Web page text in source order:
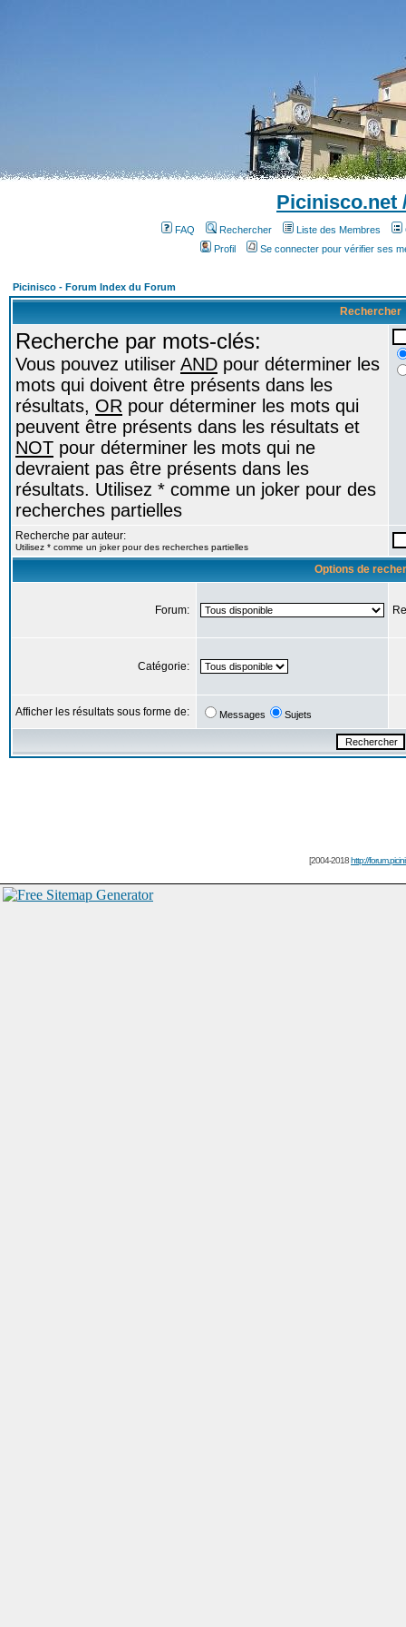
Picinisco.net
FAQ Rechercher Liste des Membres
Profil
Se connecter pour vérifier ses
Picinisco - Forum Index du Forum
Rechercher
Recherche par mots-clés:
Vous pouvez utiliser AND pour déterminer les
mots qui doivent être présents dans les
résultats, OR pour déterminer les mots qui
peuvent être présents dans les résultats et
NOT pour déterminer les mots qui ne
devraient pas être présents dans les
résultats. Utilisez * comme un joker pour des
recherches partielles
Recherche par auteur:
Utilisez * comme un joker pour des recherches partielles
Options de
Forum:
Catégorie:
Afficher les résultats sous forme de: Messages Sujets
[2004-2018http://